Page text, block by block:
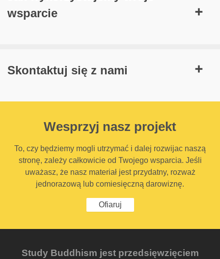
wsparcie
Skontaktuj się z nami
Wesprzyj nasz projekt
To, czy będziemy mogli utrzymać i dalej rozwijac naszą
stronę, zależy całkowicie od Twojego wsparcia. Jeśli
uważasz, że nasz materiał jest przydatny, rozważ
jednorazową lub comiesięczną darowiznę.
Ofiaruj
Study Buddhism jest przedsięwzięciem